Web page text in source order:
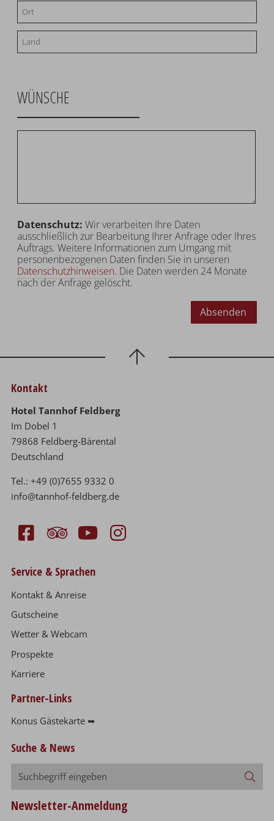
WÜNSCHE
Datenschutz:Wir verarbeiten Ihre Daten
ausschließlich zur Bearbeitung Ihrer Anfrage oder Ihres
Auftrags. Weitere Informationen zum Umgang mit
personenbezogenen Daten finden Sie in unseren
Datenschutzhinweisen. Die Daten werden 24 Monate
nach der Anfrage gelöscht.
Absenden
Kontakt
Hotel Tannhof Feldberg
Im Dobel 1
79868 Feldberg-Bärental
Deutschland
Tel.:+49 (0)7655 9332 0
info@tannhof-feldberg.de
Service & Sprachen
Kontakt & Anreise
Gutscheine
Wetter & Webcam
Prospekte
Karriere
Partner-Links
Konus Gästekarte ➥
Suche & News
Suchbegriff
eingeben
Newsletter-Anmeldung